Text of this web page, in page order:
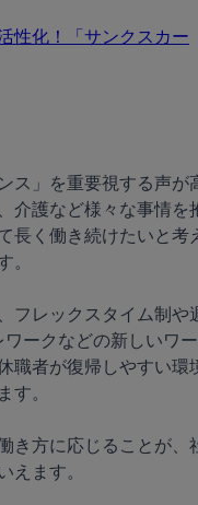
性化！「サンクスカー
ス」を重要視する声が
介護など様々な事情を
長く働き続けたいと考
。
フレックスタイム制や
ークなどの新しいワー
職者が復帰しやすい環
す。
き方に応じることが、